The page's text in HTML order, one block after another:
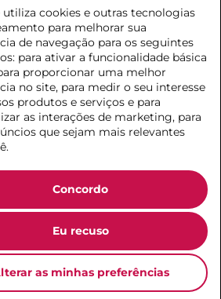
utiliza cookies e outras tecnologias
para melhorar sua
de navegação para os seguintes
para ativar a funcionalidade básica
proporcionar uma melhor
no site, para medir o seu interesse
produtos e serviços e para
as interações de marketing, para
que sejam mais relevantes
.
Concordo
Eu recuso
as minhas preferências
AUTOMOTIVOS
PARA CLIENTES
PARA CANDIDATOS
GMBH & CO. KG 2026